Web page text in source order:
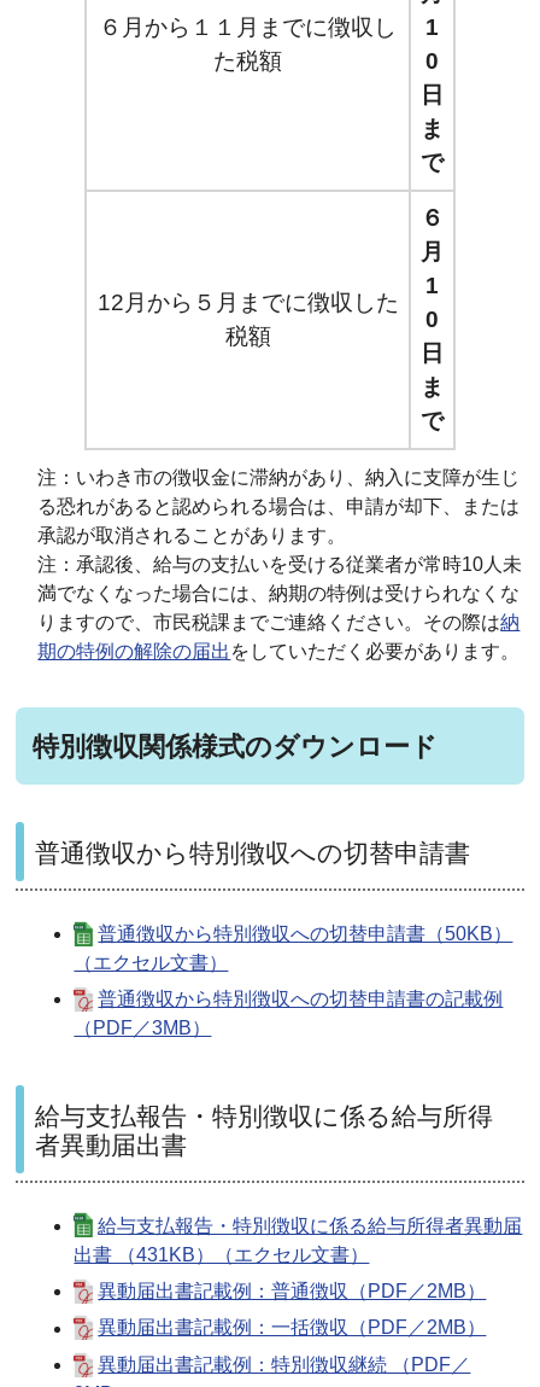
６月から１１月までに徴収し
た税額
1
0
日
ま
で
12月から５月までに徴収した
税額
６
月
1
0
日
ま
で
注：いわき市の徴収金に滞納があり、納入に支障が生じ
る恐れがあると認められる場合は、申請が却下、または
承認が取消されることがあります。
注：承認後、給与の支払いを受ける従業者が常時10人未
満でなくなった場合には、納期の特例は受けられなくな
りますので、市民税課までご連絡ください。その際は納
期の特例の解除の届出 をしていただく必要があります。
特別徴収関係様式のダウンロード
普通徴収から特別徴収への切替申請書
普通徴収から特別徴収への切替申請書（50KB）
（エクセル文書）
普通徴収から特別徴収への切替申請書の記載例
（PDF／3MB）
給与支払報告・特別徴収に係る給与所得
者異動届出書
給与支払報告・特別徴収に係る給与所得者異動届
出書 （431KB）（エクセル文書）
異動届出書記載例：普通徴収（PDF／2MB）
異動届出書記載例：一括徴収（PDF／2MB）
異動届出書記載例：特別徴収継続 （PDF／